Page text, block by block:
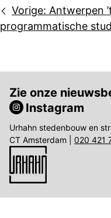
Bericht
navigatie
Vorige: Antwerpen
programmatische
Zie onze
Instagram
Urhahn stedenbouw en
CT Amsterdam | 020 421